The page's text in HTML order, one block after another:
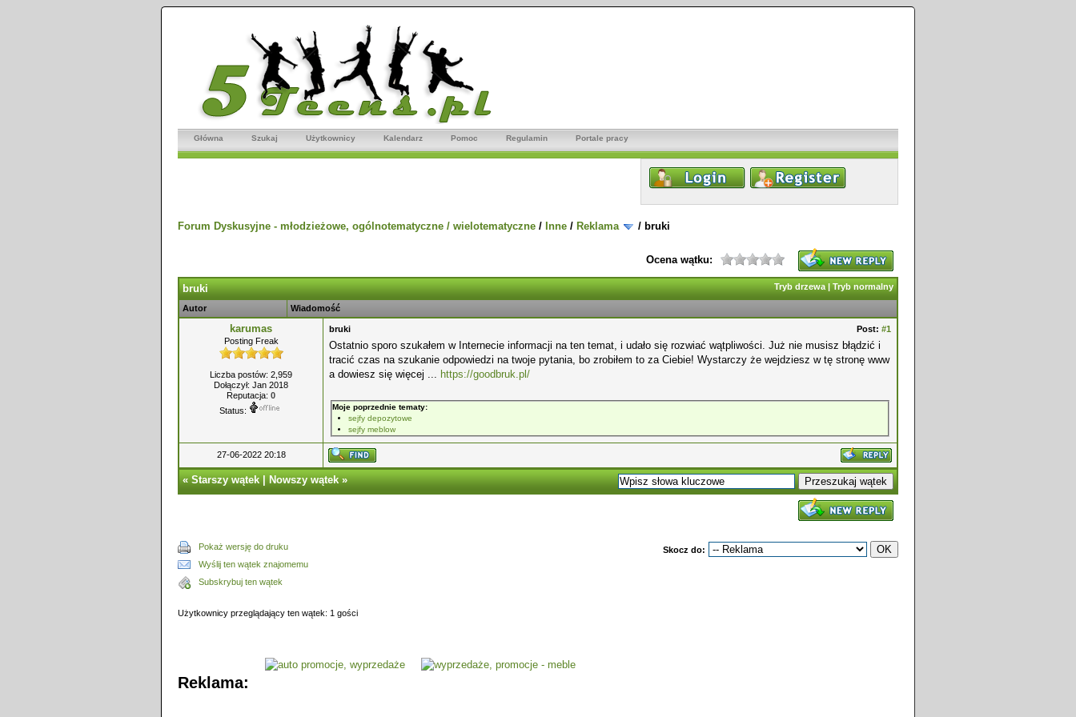
Główna Szukaj Użytkownicy Kalendarz Pomoc Regulamin Portale pracy
Forum Dyskusyjne - młodzieżowe, ogólnotematyczne / wielotematyczne / Inne / Reklama / bruki
Ocena wątku:
Tryb drzewa | Tryb normalny
bruki
Autor Wiadomość
karumas
Posting Freak
Liczba postów: 2,959
Dołączył: Jan 2018
Reputacja: 0
Status:
Post: #1
bruki
Ostatnio sporo szukałem w Internecie informacji na ten temat, i udało się rozwiać wątpliwości. Już nie musisz błądzić i
tracić czas na szukanie odpowiedzi na twoje pytania, bo zrobiłem to za Ciebie! Wystarczy że wejdziesz w tę stronę www
a dowiesz się więcej ... https://goodbruk.pl/
Moje poprzednie tematy:
sejfy depozytowe
sejfy meblow
27-06-2022 20:18
«Starszy wątek|Nowszy wątek»
Pokaż wersję do druku
Wyślij ten wątek znajomemu
Subskrybuj ten wątek
Skocz do:
Użytkownicy przeglądający ten wątek: 1 gości
Reklama: